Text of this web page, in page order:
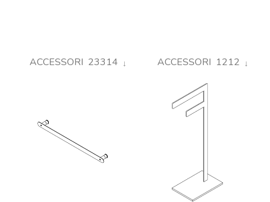
ACCESSORI 23314 ACCESSORI 1212